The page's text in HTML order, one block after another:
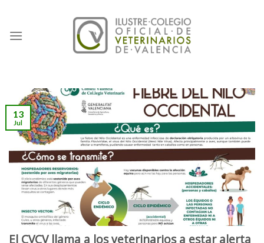
content
El CVCV llama a los veterinarios a estar alerta
13
Jul